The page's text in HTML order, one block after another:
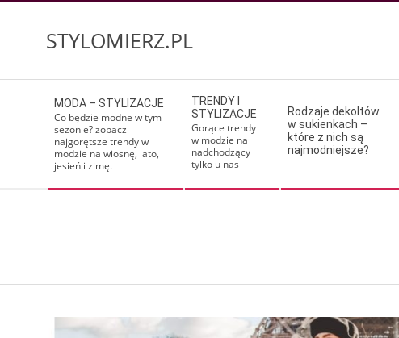
STYLOMIERZ.PL
Navigation
Menu
MODA – STYLIZACJE
Co będzie modne w tym
sezonie? zobacz
najgorętsze trendy w
modzie na wiosnę, lato,
jesień i zimę.
TRENDY I
STYLIZACJE
Gorące trendy
w modzie na
nadchodzący
tylko u nas
Rodzaje dekoltów
w sukienkach –
które z nich są
najmodniejsze?